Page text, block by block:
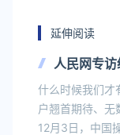
延伸阅读
人民网专访
败中的“安
什么时候我们才
户翘首期待、无
12月3日，中国